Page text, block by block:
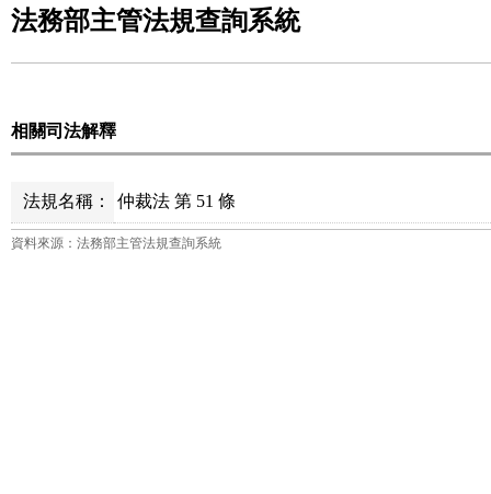
法務部主管法規查詢系統
相關司法解釋
法規名稱： 仲裁法 第 51 條
資料來源：法務部主管法規查詢系統